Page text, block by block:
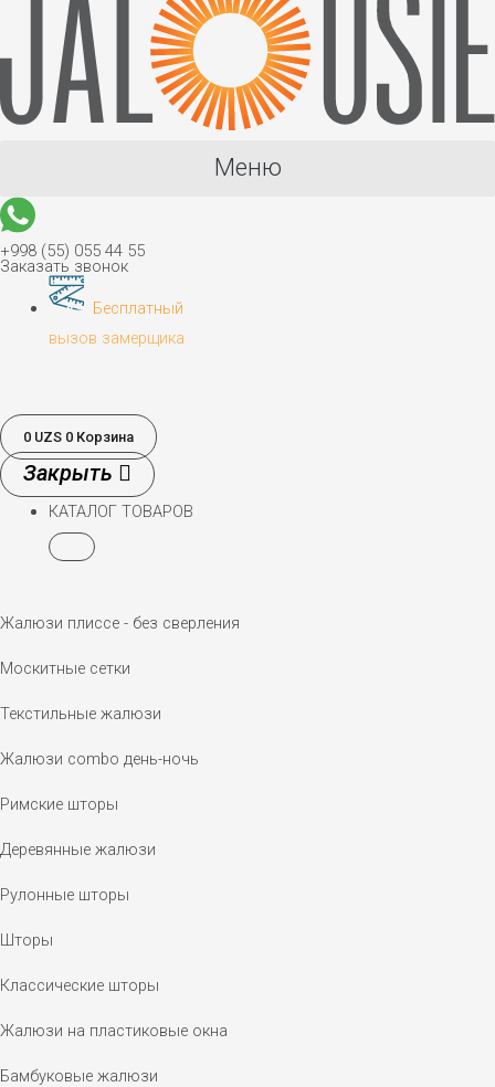
Меню
+998 (55) 055 44 55
Заказать звонок
Бесплатный
вызов замерщика
0 UZS 0 Корзина
КАТАЛОГ ТОВАРОВ
Жалюзи плиссе - без сверления
Москитные сетки
Текстильные жалюзи
Жалюзи combo день-ночь
Римские шторы
Деревянные жалюзи
Рулонные шторы
Шторы
Классические шторы
Жалюзи на пластиковые окна
Бамбуковые жалюзи